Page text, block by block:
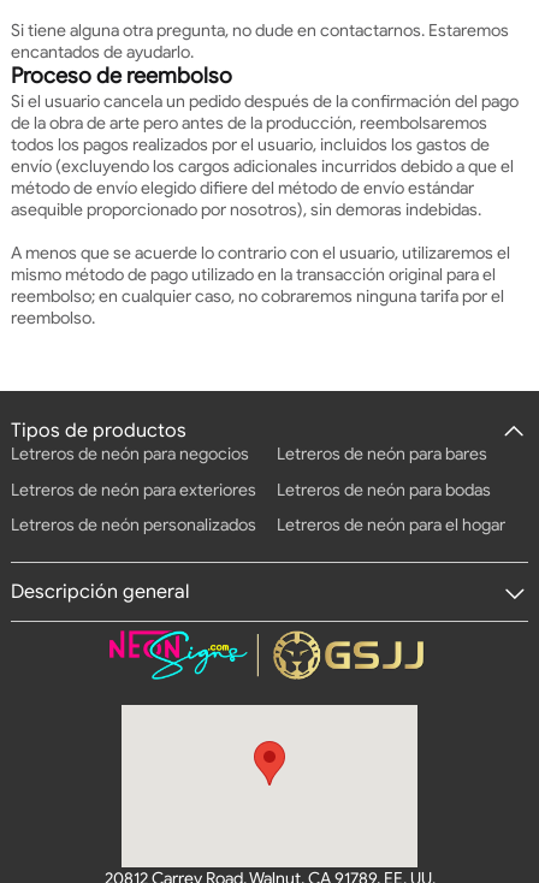
Si tiene alguna otra pregunta, no dude en contactarnos. Estaremos
encantados de ayudarlo.
Proceso de reembolso
Si el usuario cancela un pedido después de la confirmación del pago
de la obra de arte pero antes de la producción, reembolsaremos
todos los pagos realizados por el usuario, incluidos los gastos de
envío (excluyendo los cargos adicionales incurridos debido a que el
método de envío elegido difiere del método de envío estándar
asequible proporcionado por nosotros), sin demoras indebidas.
A menos que se acuerde lo contrario con el usuario, utilizaremos el
mismo método de pago utilizado en la transacción original para el
reembolso; en cualquier caso, no cobraremos ninguna tarifa por el
reembolso.
20812 Carrey Road, Walnut, CA 91789, EE. UU.
Tipos de productos
Letreros de neón para negocios
Letreros de neón para bares
Letreros de neón para exteriores
Letreros de neón para bodas
Letreros de neón personalizados
Letreros de neón para el hogar
Descripción general